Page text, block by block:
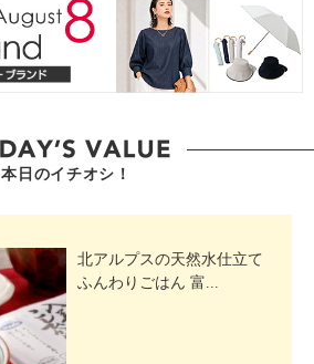
本日のイチオシ！
北アルプスの天然水仕立て
ふんわりごはん 富...